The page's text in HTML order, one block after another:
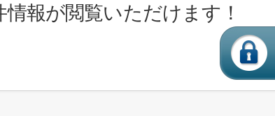
報が閲覧いただけます！